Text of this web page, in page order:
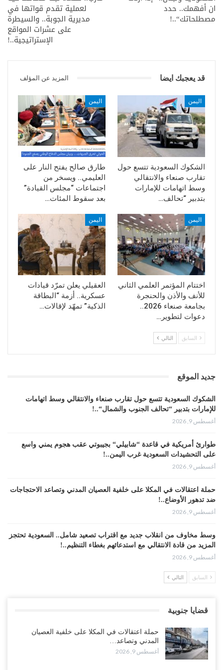
ان أفهمك.. حدد
مصطلحاتك“..!
لعملية تقدم قواتها في
مديرية الجوبة.. والسيطرة
على عشرات المواقع
الإستراتيجية..!
قد يعجبك ايضا المزيد عن المؤلف
اليمن
الشكوك السعودية تتسع حول
تقارب صنعاء والانتقالي
وسط اتهامات للإمارات
بتدبير “تحالف…
اليمن
طارق صالح يفتح النار على
العليمي.. ويسخر من
اجتماعات “مجلس القيادة”
بعد سقوط المئات…
اليمن
اختتام المؤتمر العلمي الثاني
للأنف والأذن والحنجرة
بجامعة صنعاء 2026..
دعوات لتطوير…
اليمن
العقيلي يعلن تمرّد قيادات
عسكرية.. أزمة “البطاقة
الذكية” تمهّد لإقالات…
السابق التالي
جديد الموقع
الشكوك السعودية تتسع حول تقارب صنعاء والانتقالي وسط اتهامات
للإمارات بتدبير “تحالف الجنوب والشمال“..!
أغسطس 9, 2026
طوارئ أمريكية في قاعدة “شابيلي“ بجيبوتي عقب هجوم يمني واسع
على التحشيدات السعودية غرب اليمن..!
أغسطس 9, 2026
حملة اعتقالات في المكلا على خلفية العصيان المدني وتصاعد الاحتجاجات
ضد تدهور الأوضاع..!
أغسطس 9, 2026
وسط مخاوف من انقلاب جديد مع اقتراب تصعيد شامل.. السعودية تحتجز
المزيد من قادة الانتقالي مع استدعائهم بغطاء التنظيم..!
أغسطس 9, 2026
الانتقالي يحاصر قوات سعودية في الضالع.. والرياض تلوّح بالخيار
القيادة” بعد سقوط المئات من جنوده..!
أغسطس 9, 2026
السابق التالي
قضايا جنوبية
حملة اعتقالات في المكلا على خلفية العصيان
المدني وتصاعد…
أغسطس 9, 2026